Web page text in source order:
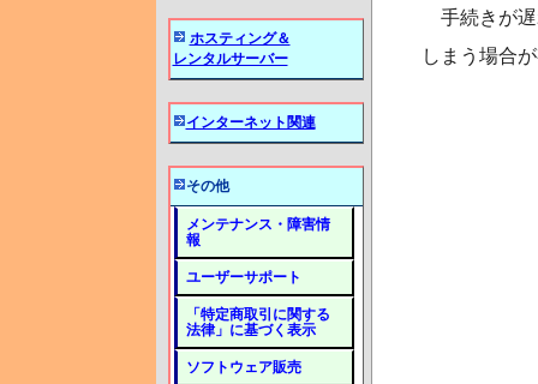
手続きが遅
しまう場合
ホスティング＆
レンタルサーバー
インターネット関連
その他
メンテナンス・障害情
報
ユーザーサポート
「特定商取引に関する
法律」に基づく表示
ソフトウェア販売